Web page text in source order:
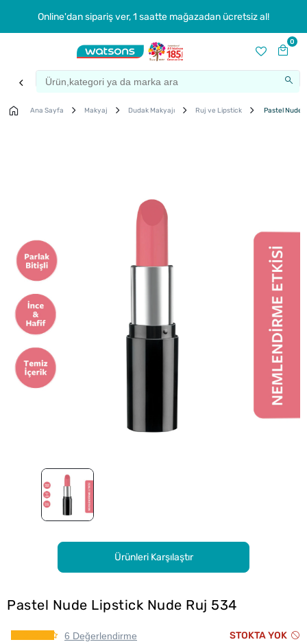
Online'dan sipariş ver, 1 saatte mağazadan ücretsiz al!
0
Ana Sayfa Makyaj Dudak Makyajı Ruj ve Lipstick Pastel Nude
Ürünleri Karşılaştır
Pastel Nude Lipstick Nude Ruj 534
6 Değerlendirme STOKTA YOK